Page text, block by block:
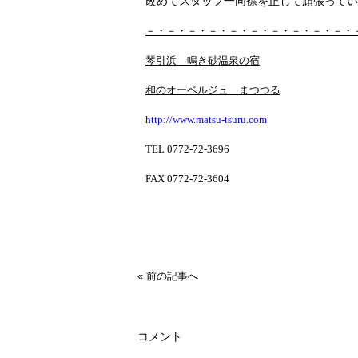
－・－・－・－・－・－・－・－・－・－
琴引浜 鳴き砂温泉の宿
和のオーベルジュ まつつる
http://www.matsu-tsuru.com
TEL 0772-72-3696
FAX 0772-72-3604
« 前の記事へ
コメント